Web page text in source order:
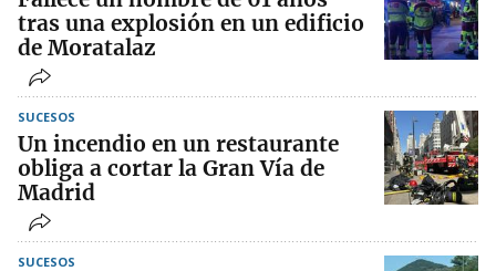
tras una explosión en un edificio
de Moratalaz
SUCESOS
Un incendio en un restaurante
obliga a cortar la Gran Vía de
Madrid
SUCESOS